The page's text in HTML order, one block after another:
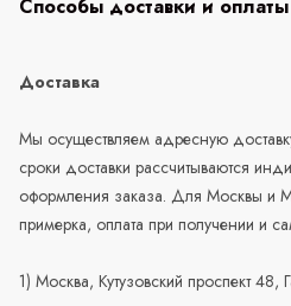
Способы доставки и оплаты
Доставка
Мы осуществляем адресную
сроки доставки рассчитываются
оформления заказа. Для Москвы и
примерка, оплата при получении и
1) Москва, Кутузовский проспект